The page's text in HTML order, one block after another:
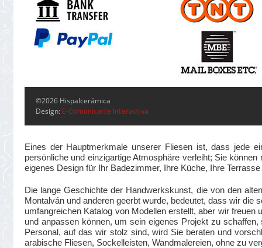
©2026 Hispalcerámica
Design: E-Comunicarte Interactiva
Eines der Hauptmerkmale unserer Fliesen ist, dass jede
persönliche und einzigartige Atmosphäre verleiht; Sie
eigenes Design für Ihr Badezimmer, Ihre Küche, Ihre
Die lange Geschichte der Handwerkskunst, die von den
Montalván und anderen geerbt wurde, bedeutet, dass wir die
umfangreichen Katalog von Modellen erstellt, aber wir
und anpassen können, um sein eigenes Projekt zu
Personal, auf das wir stolz sind, wird Sie beraten und
arabische Fliesen, Sockelleisten, Wandmalereien, ohne zu